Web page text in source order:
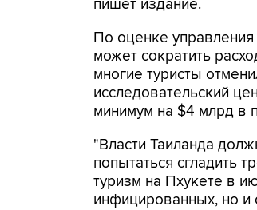
пишет издание.
По оценке управления
может сократить
многие туристы
исследовательский
минимум на $4 млрд в
"Власти Таиланда
попытаться сгладить
туризм на Пхукете в
инфицированных, но и